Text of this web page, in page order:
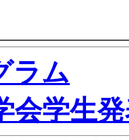
ラム
会学生